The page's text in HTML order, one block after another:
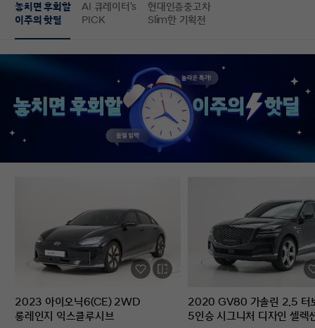
상태가 더 좋아서 만족도가 높았습니다.
중고차지만 관리가 잘 된 차량이라는
느낌이 확실히 들었습니다. 무엇보다
좋았던 건 ‘중고차인데도 걱정이 거의
없었다’는 점입니다. 차를 잘 모르는 사람
입장에서는 어디를 봐야 할지부터
막막한데, 그런 부담이 많이 줄었습니다.
온라인으로 비교하고 구매까지 진행할 수
있어서 시간적으로도 편했고, 직장인
입장에서는 이 부분이 특히
있을 것 같습니다. 중고차 구매가
처음이거나 차량 상태 확인이 어려운
분들에게는 현대인증중고차를 충분히
고려해볼 만하다고 생각합니다.
도착해 기분 좋게 차를
완벽한 경험이었습니
고민하는 사람 있으면
현대인증중고차 추천
차량 보내주셔서 감사
놓치면 후회할
이주의 핫딜
AI 큐레이터's
PICK
현대인증중고차
Slim한 기획전
2023 아이오닉6(CE) 2WD
롱레인지 익스클루시브
2020 GV80 가솔린 2.5 터
5인승 시그니처 디자인 셀